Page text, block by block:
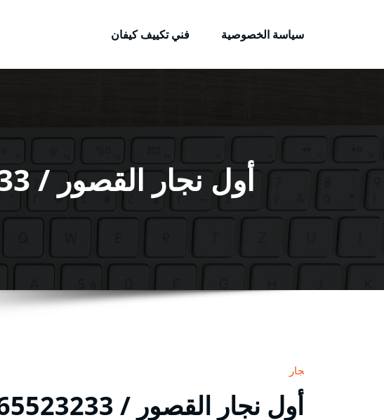
سياسة الخصوصية
فني تكييف كيفان
أول نجار القصور / 65523233 / معلم نجار شاطر ورخيص
نجار